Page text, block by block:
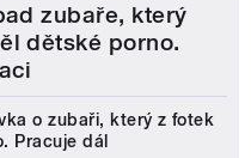
zubaře, který
dětské porno.
o zubaři, který z fotek
Pracuje dál